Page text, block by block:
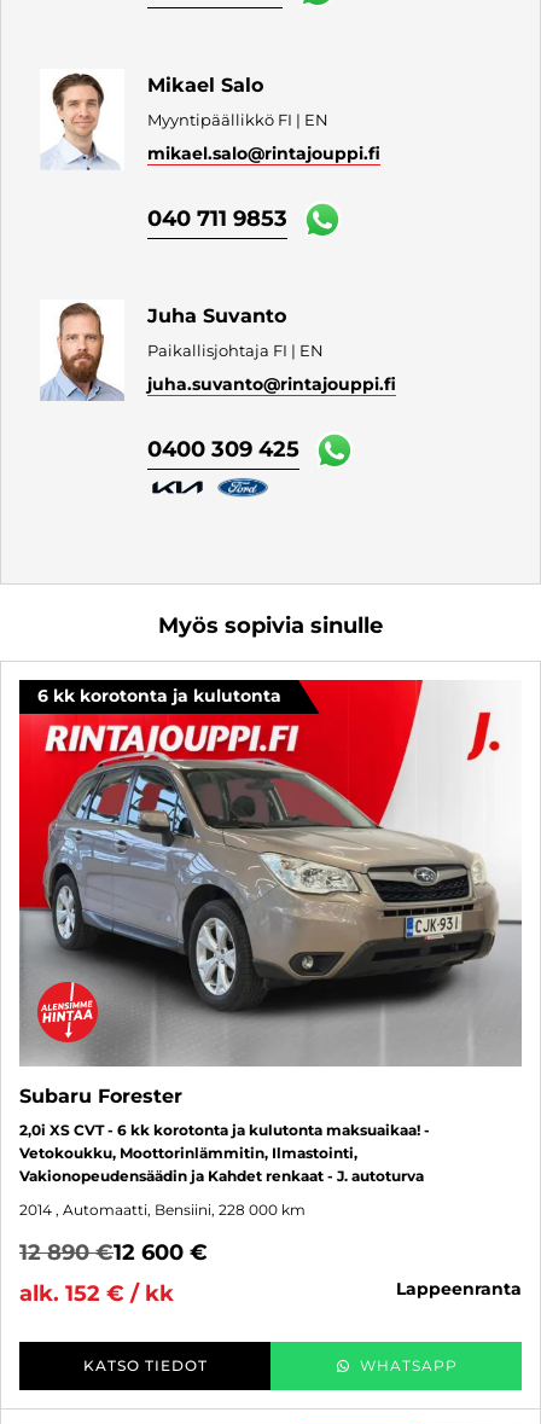
Mikael Salo
Myyntipäällikkö FI | EN
mikael.salo@rintajouppi.fi
040 711 9853
Juha Suvanto
Paikallisjohtaja FI | EN
juha.suvanto@rintajouppi.fi
0400 309 425
Myös sopivia sinulle
6 kk korotonta ja kulutonta
Subaru Forester
2,0i XS CVT - 6 kk korotonta ja kulutonta maksuaikaa! -
Vetokoukku, Moottorinlämmitin, Ilmastointi,
Vakionopeudensäädin ja Kahdet renkaat - J. autoturva
2014 , Automaatti, Bensiini, 228 000 km
12 890 €12 600 €
alk. 152 € / kk
lappeenranta
KATSO TIEDOT WHATSAPP